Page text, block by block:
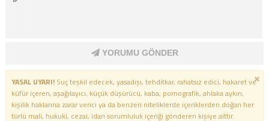
YORUMU GÖNDER
YASAL UYARI!Suç teşkil edecek, yasadışı, tehditkar, rahatsız edici, hakaret ve
küfür içeren, aşağılayıcı, küçük düşürücü, kaba, pornografik, ahlaka aykırı,
kişilik haklarına zarar verici ya da benzeri niteliklerde içeriklerden doğan her
türlü mali, hukuki, cezai, idari sorumluluk içeriği gönderen kişiye aittir.